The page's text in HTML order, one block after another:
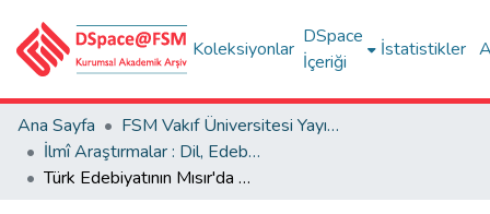
Koleksiyonlar
DSpace
İçeriği
İstatistikler
Ana Sayfa
FSM Vakıf Üniversitesi Yayınları / Publications of FSM Vakif University
İlmî Araştırmalar : Dil, Edebiyat, Tarih İncelemeleri
Türk Edebiyatının Mısır'da Unuttuğu Bir Şair : Aişe İsmet Teymur